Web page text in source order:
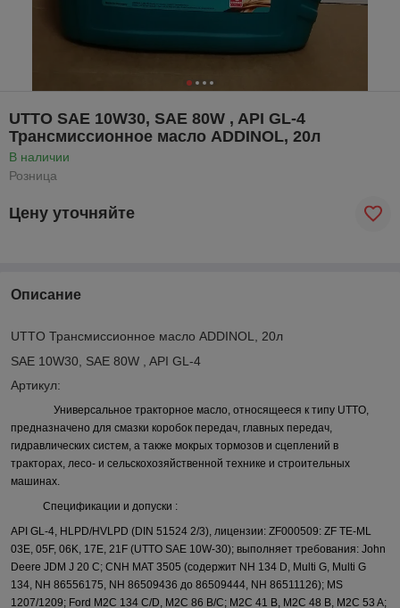
UTTO SAE 10W30, SAE 80W , API GL-4
Трансмиссионное масло ADDINOL, 20л
В наличии
Розница
Цену уточняйте
Описание
UTTO Трансмиссионное масло ADDINOL, 20л
SAE 10W30, SAE 80W , API GL-4
Артикул:
Универсальное тракторное масло, относящееся к типу UTTO,
предназначено для смазки коробок передач, главных передач,
гидравлических систем, а также мокрых тормозов и сцеплений в
тракторах, лесо- и сельскохозяйственной технике и строительных
машинах.
Спецификации и допуски :
API GL-4, HLPD/HVLPD (DIN 51524 2/3), лицензии: ZF000509: ZF TE-ML
03E, 05F, 06K, 17E, 21F (UTTO SAE 10W-30); выполняет требования: John
Deere JDM J 20 C; CNH MAT 3505 (содержит NH 134 D, Multi G, Multi G
134, NH 86556175, NH 86509436 до 86509444, NH 86511126); MS
1207/1209; Ford M2C 134 C/D, M2C 86 B/C; M2C 41 B, M2C 48 B, M2C 53 A;